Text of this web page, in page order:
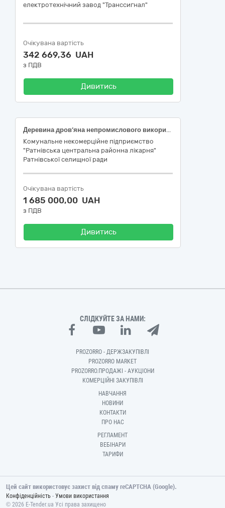
електротехнічний завод "Транссигнал"
Очікувана вартість
342 669,36 UAH
з ПДВ
Дивитись
Деревина дров’яна непромислового використання 1-3 групи, ДК 021:2015 – 03410000-7 -Деревина (ДК 021:2015 – 03413000-8 -Паливна деревина)
Комунальне некомерційне підприємство
"Ратнівська центральна районна лікарня"
Ратнівської селищної ради
Очікувана вартість
1 685 000,00 UAH
з ПДВ
Дивитись
СЛІДКУЙТЕ ЗА НАМИ:
PROZORRO - ДЕРЖЗАКУПІВЛІ
PROZORRO MARKET
PROZORRO.ПРОДАЖІ - АУКЦІОНИ
КОМЕРЦІЙНІ ЗАКУПІВЛІ
НАВЧАННЯ
НОВИНИ
КОНТАКТИ
ПРО НАС
РЕГЛАМЕНТ
ВЕБІНАРИ
ТАРИФИ
Цей сайт використовує захист від спаму reCAPTCHA (Google).
Конфіденційність - Умови використання
© 2026 E-Tender.ua Усі права захищено